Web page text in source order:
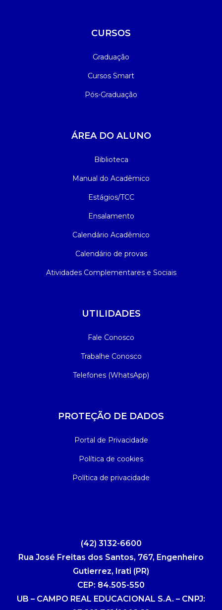
CURSOS
Graduação
Cursos Smart
Pós-Graduação
ÁREA DO ALUNO
Biblioteca
Manual do Acadêmico
Estágios/TCC
Ensalamento
Calendário Acadêmico
Calendário de provas
Atividades Complementares e Sociais
UTILIDADES
Fale Conosco
Trabalhe Conosco
Telefones (WhatsApp)
PROTEÇÃO DE DADOS
Portal de Privacidade
Política de cookies
Política de privacidade
(42) 3132-6600
Rua José Freitas dos Santos, 767, Engenheiro
Gutierrez, Irati (PR)
CEP: 84.505-550
UB – CAMPO REAL EDUCACIONAL S.A. – CNPJ: